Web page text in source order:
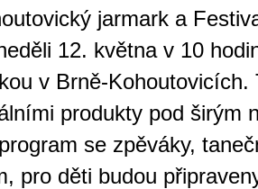
jarmark a
12. května v 10
v Brně-
produkty pod širým
se zpěváky,
pro děti budou
Brno je
zajímavé
restaurace,
také místem, kde si
kasinové hry. V
širokou nabídku her
jak pro pravidelné
V...